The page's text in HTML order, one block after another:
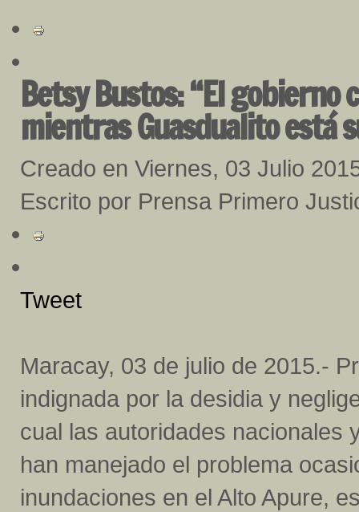
Betsy Bustos: “El gobierno
mientras Guasdualito está
Creado en Viernes, 03 Julio
Escrito por Prensa Primero
Tweet
Maracay, 03 de julio de 2015.-
indignada por la desidia y
cual las autoridades nacionales
han manejado el problema
inundaciones en el Alto Apure,